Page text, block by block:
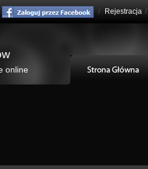
/ Rejestracja /
online